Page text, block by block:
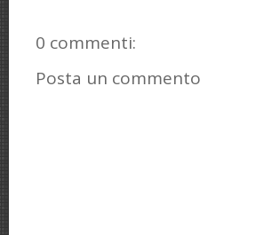
0 commenti:
Posta un commento